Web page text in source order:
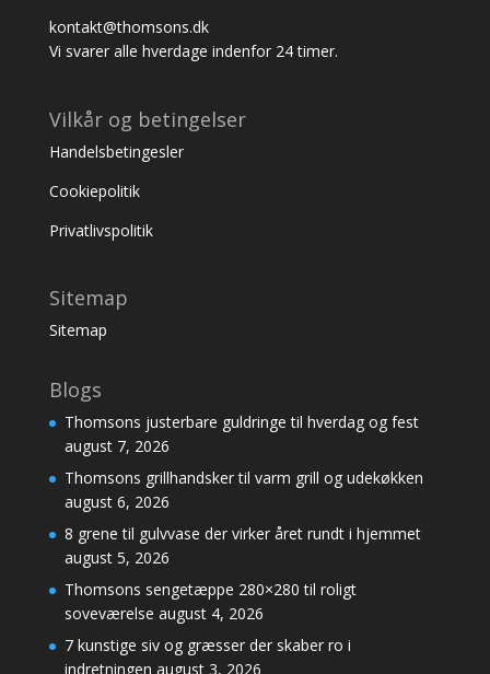
kontakt@thomsons.dk
Vi svarer alle hverdage indenfor 24 timer.
Vilkår og betingelser
Handelsbetingesler
Cookiepolitik
Privatlivspolitik
Sitemap
Sitemap
Blogs
Thomsons justerbare guldringe til hverdag og fest
august 7, 2026
Thomsons grillhandsker til varm grill og udekøkken
august 6, 2026
8 grene til gulvvase der virker året rundt i hjemmet
august 5, 2026
Thomsons sengetæppe 280×280 til roligt
soveværelse august 4, 2026
7 kunstige siv og græsser der skaber ro i
indretningen august 3, 2026